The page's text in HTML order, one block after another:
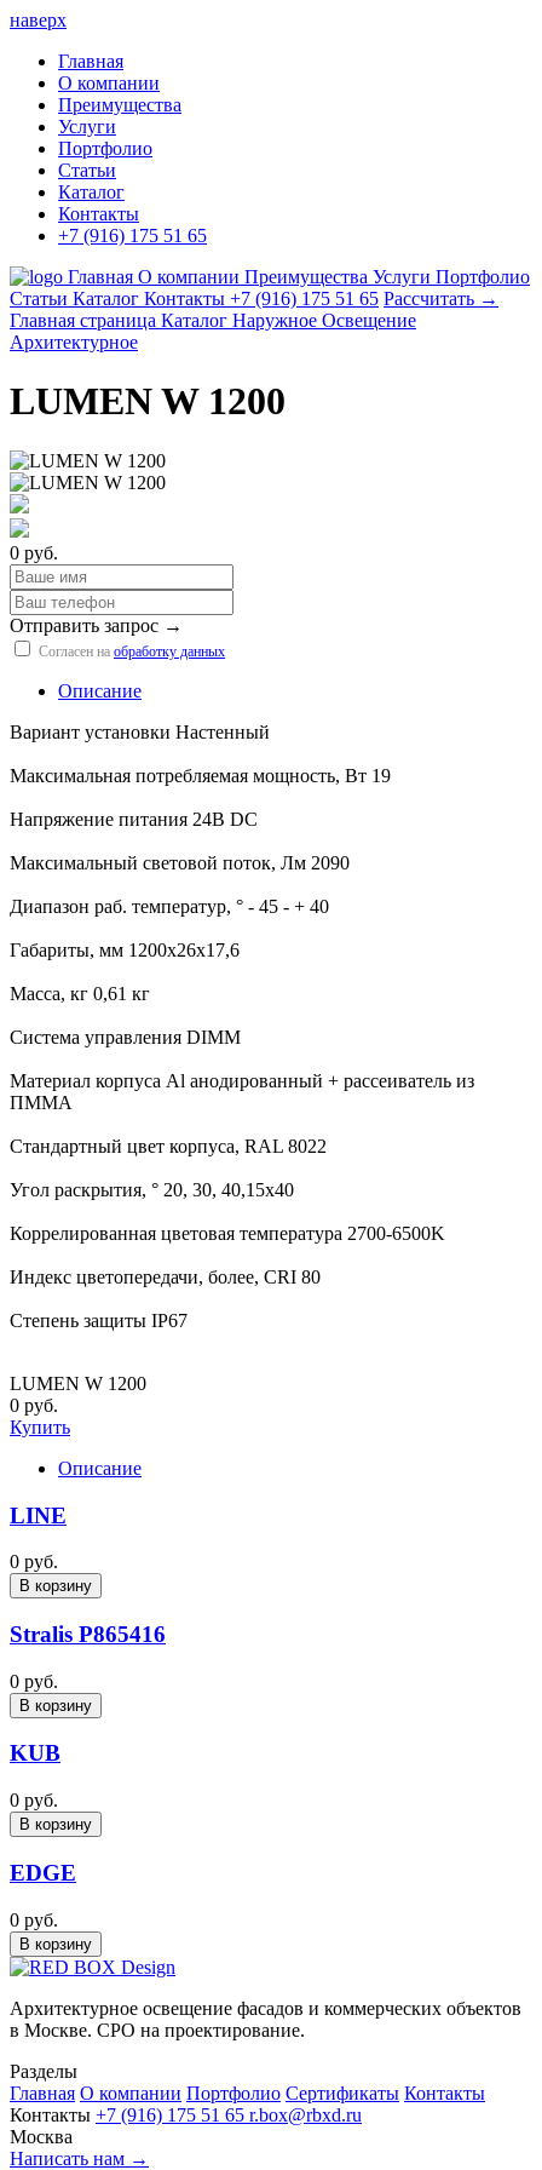
наверх
Главная
О компании
Преимущества
Услуги
Портфолио
Статьи
Каталог
Контакты
+7 (916) 175 51 65
Главная О компании Преимущества Услуги Портфолио
Статьи Каталог Контакты +7 (916) 175 51 65 Рассчитать →
Главная страница Каталог Наружное Освещение
Архитектурное
LUMEN W 1200
0 руб.
Отправить запрос →
Согласен на обработку данных
Описание
Вариант установки Настенный
Максимальная потребляемая мощность, Вт 19
Напряжение питания 24В DC
Максимальный световой поток, Лм 2090
Диапазон раб. температур, ° - 45 - + 40
Габариты, мм 1200х26х17,6
Масса, кг 0,61 кг
Система управления DIMM
Материал корпуса Al анодированный + рассеиватель из
ПММА
Стандартный цвет корпуса, RAL 8022
Угол раскрытия, ° 20, 30, 40,15х40
Коррелированная цветовая температура 2700-6500K
Индекс цветопередачи, более, CRI 80
Степень защиты IP67
LUMEN W 1200
0 руб.
Купить
Описание
LINE
0 руб.
В корзину
Stralis P865416
0 руб.
В корзину
KUB
0 руб.
В корзину
EDGE
0 руб.
В корзину
Архитектурное освещение фасадов и коммерческих объектов
в Москве. СРО на проектирование.
Разделы
Главная О компании Портфолио Сертификаты Контакты
Контакты +7 (916) 175 51 65 r.box@rbxd.ru
Москва
Написать нам →